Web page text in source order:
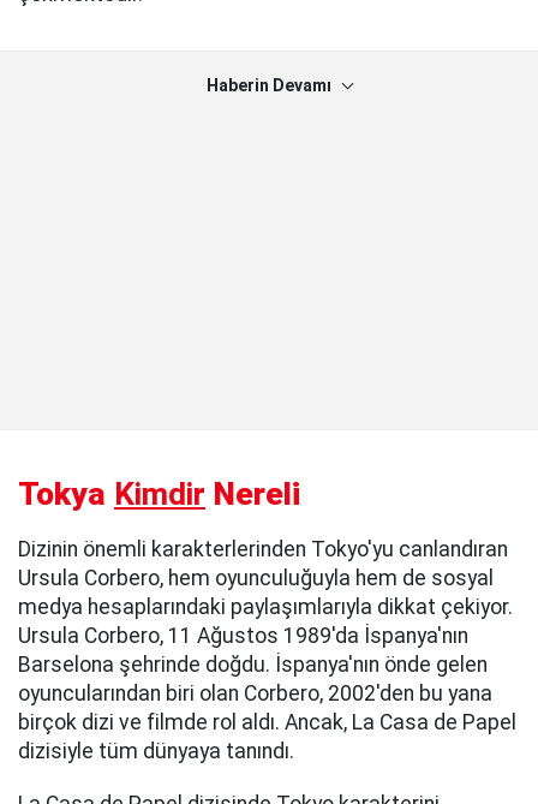
Haberin Devamı
Tokya Kimdir Nereli
Dizinin önemli karakterlerinden Tokyo'yu canlandıran
Ursula Corbero, hem oyunculuğuyla hem de sosyal
medya hesaplarındaki paylaşımlarıyla dikkat çekiyor.
Ursula Corbero, 11 Ağustos 1989'da İspanya'nın
Barselona şehrinde doğdu. İspanya'nın önde gelen
oyuncularından biri olan Corbero, 2002'den bu yana
birçok dizi ve filmde rol aldı. Ancak, La Casa de Papel
dizisiyle tüm dünyaya tanındı.